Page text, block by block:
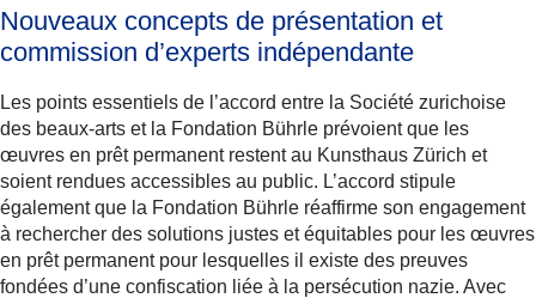
Nouveaux concepts de présentation et
commission d’experts indépendante
Les points essentiels de l’accord entre la Société zurichoise
des beaux-arts et la Fondation Bührle prévoient que les
œuvres en prêt permanent restent au Kunsthaus Zürich et
soient rendues accessibles au public. L’accord stipule
également que la Fondation Bührle réaffirme son engagement
à rechercher des solutions justes et équitables pour les œuvres
en prêt permanent pour lesquelles il existe des preuves
fondées d’une confiscation liée à la persécution nazie. Avec